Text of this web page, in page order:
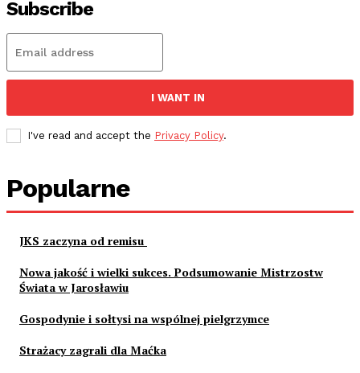
Subscribe
I WANT IN
I've read and accept the Privacy Policy.
Popularne
JKS zaczyna od remisu
Nowa jakość i wielki sukces. Podsumowanie Mistrzostw
Świata w Jarosławiu
Gospodynie i sołtysi na wspólnej pielgrzymce
Strażacy zagrali dla Maćka